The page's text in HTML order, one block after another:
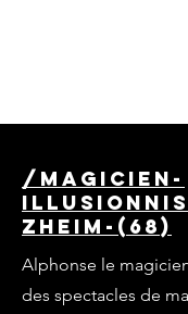
/magicien-
zheim-(68)
Alphonse le
des spectacles de